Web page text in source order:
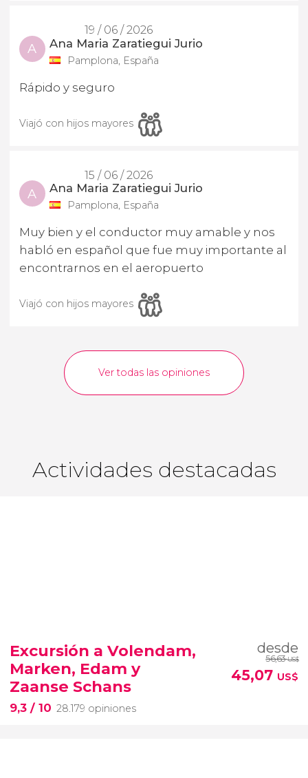
19 / 06 / 2026
A Ana Maria Zaratiegui Jurio
Pamplona, España
Rápido y seguro
Viajó con hijos mayores
15 / 06 / 2026
A Ana Maria Zaratiegui Jurio
Pamplona, España
Muy bien y el conductor muy amable y nos
habló en español que fue muy importante al
encontrarnos en el aeropuerto
Viajó con hijos mayores
Ver todas las opiniones
Actividades destacadas
Excursión a Volendam,
Marken, Edam y
Zaanse Schans
9,3 / 10 28.179 opiniones
desde
56,63US$
45,07 US$